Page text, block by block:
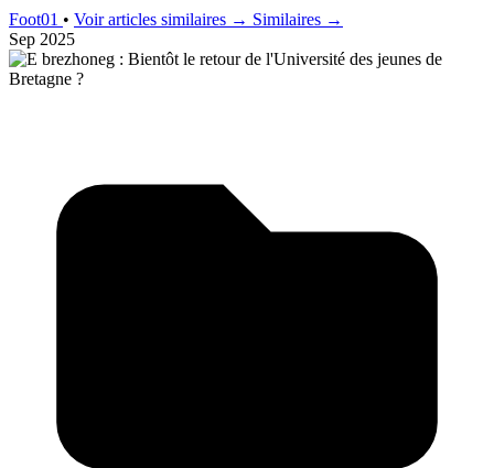
Foot01 • Voir articles similaires → Similaires →
Sep 2025